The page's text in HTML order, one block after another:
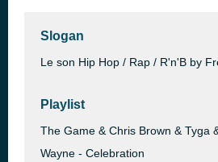
Slogan
Le son Hip Hop / Rap / R'n'B by
Playlist
The Game & Chris Brown & Tyga
Wayne - Celebration